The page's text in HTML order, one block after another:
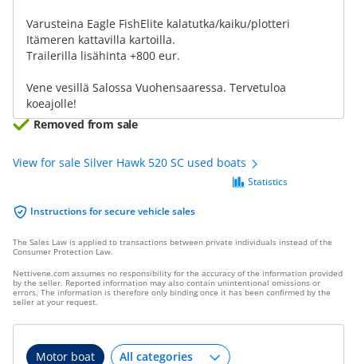
Varusteina Eagle FishElite kalatutka/kaiku/plotteri
Itämeren kattavilla kartoilla.
Trailerilla lisähinta +800 eur.
Vene vesillä Salossa Vuohensaaressa. Tervetuloa
koeajolle!
Removed from sale
View for sale Silver Hawk 520 SC used boats
Instructions for secure vehicle sales
Statistics
The Sales Law is applied to transactions between private individuals instead of the
Consumer Protection Law.
Nettivene.com assumes no responsibility for the accuracy of the information provided
by the seller. Reported information may also contain unintentional omissions or
errors. The information is therefore only binding once it has been confirmed by the
seller at your request.
Motor boat